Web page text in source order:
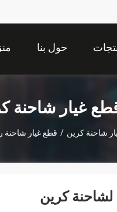
حول بنا
غيار شاحنة
شاحنة كرين / قطع غيار شاحنة
كرين